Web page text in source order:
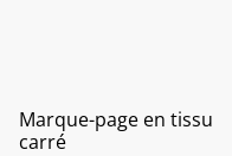
Marque-page en tissu
carré